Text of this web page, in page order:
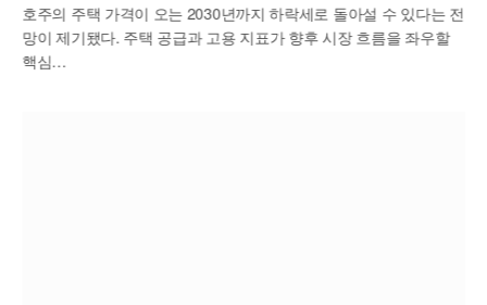
호주의 주택 가격이 오는 2030년까지 하락세로 돌아설 수 있다는 전
망이 제기됐다. 주택 공급과 고용 지표가 향후 시장 흐름을 좌우할
핵심…